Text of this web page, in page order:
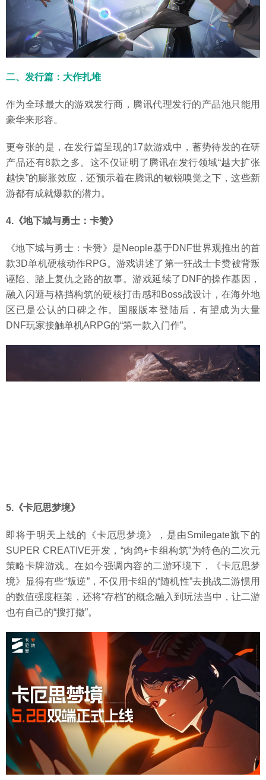
二、发行篇：大作扎堆
作为全球最大的游戏发行商，腾讯代理发行的产品池只能用
豪华来形容。
更夸张的是，在发行篇呈现的17款游戏中，蓄势待发的在研
产品还有8款之多。这不仅证明了腾讯在发行领域“越大扩张
越快”的膨胀效应，还预示着在腾讯的敏锐嗅觉之下，这些新
游都有成就爆款的潜力。
4.《地下城与勇士：卡赞》
《地下城与勇士：卡赞》是Neople基于DNF世界观推出的首
款3D单机硬核动作RPG。游戏讲述了第一狂战士卡赞被背叛
诬陷、踏上复仇之路的故事。游戏延续了DNF的操作基因，
融入闪避与格挡构筑的硬核打击感和Boss战设计，在海外地
区已是公认的口碑之作。国服版本登陆后，有望成为大量
DNF玩家接触单机ARPG的“第一款入门作”。
5.《卡厄思梦境》
即将于明天上线的《卡厄思梦境》，是由Smilegate旗下的
SUPER CREATIVE开发，“肉鸽+卡组构筑”为特色的二次元
策略卡牌游戏。在如今强调内容的二游环境下，《卡厄思梦
境》显得有些“叛逆”，不仅用卡组的“随机性”去挑战二游惯用
的数值强度框架，还将“存档”的概念融入到玩法当中，让二游
也有自己的“搜打撤”。